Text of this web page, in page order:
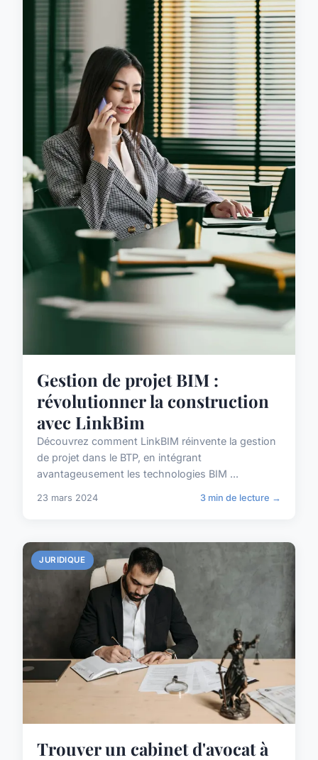
Gestion de projet BIM :
révolutionner la construction
avec LinkBim
Découvrez comment LinkBIM réinvente la gestion
de projet dans le BTP, en intégrant
avantageusement les technologies BIM ...
23 mars 2024 3 min de lecture →
JURIDIQUE
Trouver un cabinet d'avocat à